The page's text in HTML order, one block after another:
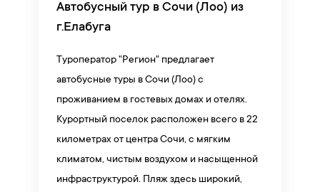
Автобусный тур в Сочи (Лоо) из
г.Елабуга
Туроператор "Регион" предлагает
автобусные туры в Сочи (Лоо) с
проживанием в гостевых домах и отелях.
Курортный поселок расположен всего в 22
километрах от центра Сочи, с мягким
климатом, чистым воздухом и насыщенной
инфраструктурой. Пляж здесь широкий,